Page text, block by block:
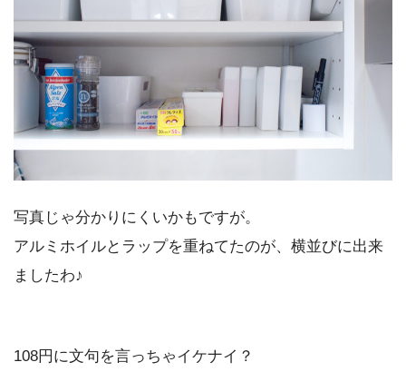
写真じゃ分かりにくいかもですが。
アルミホイルとラップを重ねてたのが、横並びに出来
ましたわ♪
108円に文句を言っちゃイケナイ？